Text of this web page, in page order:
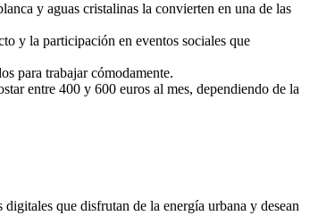
y aguas cristalinas la convierten en una de las
y la participación en eventos sociales que
para trabajar cómodamente.
entre 400 y 600 euros al mes, dependiendo de la
que disfrutan de la energía urbana y desean